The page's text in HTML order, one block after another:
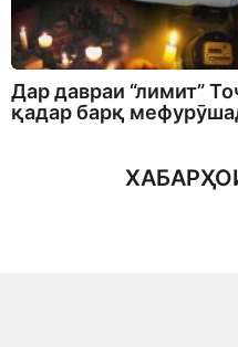
Дар давраи “лимит”
қадар барқ